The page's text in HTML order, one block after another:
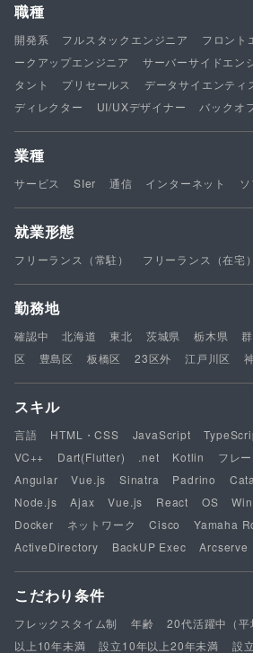
職種
開発系 フルスタックエンジニア フロント
ークアップエンジニア
サーバーサイドエン
タント
プリセールス データサイエンティ
ディレクター
UI/UXデザイナー バックオ
業種
サービス SIer 通信 インターネット
就業形態
フリーランス（常駐） フリーランス（在宅）
勤務地
確認中 北海道 東北 茨城県 栃木県
区
豊島区 板橋区 23区外 江戸川区
スキル
言語 HTML・CSS JavaScript
VC++
Dart(Flutter) .net Kotlin フレ
Angular
Vue.js Sinatra Padrino
Node.js
Ajax Vue.js React OS
Docker
ネットワーク Cisco Yamaha
ActiveDirectory
BackUP Exec Arcserve
こだわり条件
フレックスタイム制 年齢 20代活躍中（平
以上10年未満
設立10年以上20年未満 設